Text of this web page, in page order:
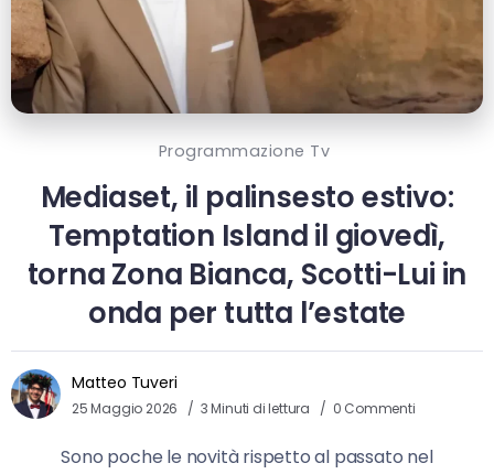
Programmazione Tv
Mediaset, il palinsesto estivo:
Temptation Island il giovedì,
torna Zona Bianca, Scotti-Lui in
onda per tutta l’estate
Matteo Tuveri
25 Maggio 2026 3 Minuti di lettura 0 Commenti
Sono poche le novità rispetto al passato nel